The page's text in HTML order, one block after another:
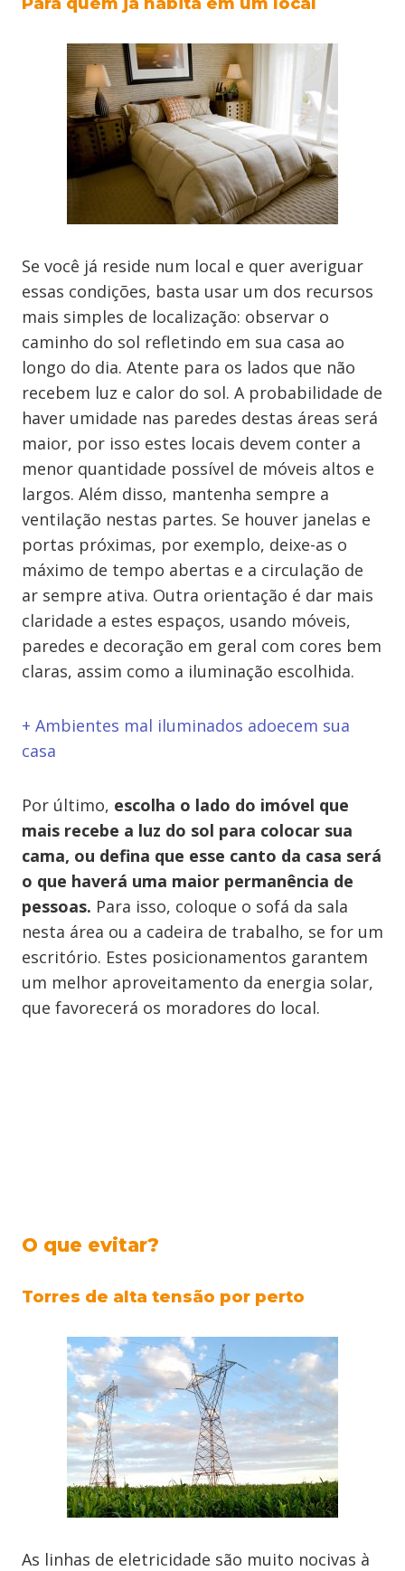
Se você já reside num local e quer averiguar
essas condições, basta usar um dos recursos
mais simples de localização: observar o
caminho do sol refletindo em sua casa ao
longo do dia. Atente para os lados que não
recebem luz e calor do sol. A probabilidade de
haver umidade nas paredes destas áreas será
maior, por isso estes locais devem conter a
menor quantidade possível de móveis altos e
largos. Além disso, mantenha sempre a
ventilação nestas partes. Se houver janelas e
portas próximas, por exemplo, deixe-as o
máximo de tempo abertas e a circulação de
ar sempre ativa. Outra orientação é dar mais
claridade a estes espaços, usando móveis,
paredes e decoração em geral com cores bem
claras, assim como a iluminação escolhida.
+ Ambientes mal iluminados adoecem sua
casa
Por último, escolha o lado do imóvel que
mais recebe a luz do sol para colocar sua
cama, ou defina que esse canto da casa será
o que haverá uma maior permanência de
pessoas. Para isso, coloque o sofá da sala
nesta área ou a cadeira de trabalho, se for um
escritório. Estes posicionamentos garantem
um melhor aproveitamento da energia solar,
que favorecerá os moradores do local.
O que evitar?
Torres de alta tensão por perto
As linhas de eletricidade são muito nocivas à